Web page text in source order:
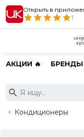
Открыть в
1
АКЦИИ 🔥 БРЕНДЫ
Кондиционеры